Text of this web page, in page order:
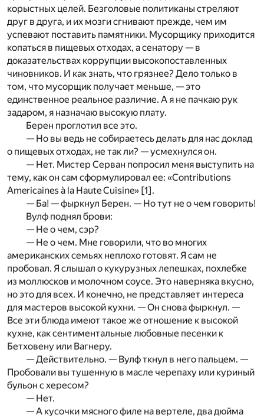
корыстных целей. Безголовые политиканы стреляют
друг в друга, и их мозги сгнивают прежде, чем им
успевают поставить памятники. Мусорщику приходится
копаться в пищевых отходах, а сенатору — в
доказательствах коррупции высокопоставленных
чиновников. И как знать, что грязнее? Дело только в
том, что мусорщик получает меньше, — это
единственное реальное различие. А я не пачкаю рук
задаром, я назначаю высокую плату.
Берен проглотил все это.
— Но вы ведь не собираетесь делать для нас доклад
о пищевых отходах, не так ли? — усмехнулся он.
— Нет. Мистер Серван попросил меня выступить на
тему, как он сам сформулировал ее: «Contributions
Americaines à la Haute Cuisine» [1].
— Ба! — фыркнул Берен. — Но тут не о чем говорить!
Вулф поднял брови:
— Не о чем, сэр?
— Не о чем. Мне говорили, что во многих
американских семьях неплохо готовят. Я сам не
пробовал. Я слышал о кукурузных лепешках, похлебке
из моллюсков и молочном соусе. Это наверняка вкусно,
но это для всех. И конечно, не представляет интереса
для мастеров высокой кухни. — Он снова фыркнул. —
Все эти блюда имеют такое же отношение к высокой
кухне, как сентиментальные любовные песенки к
Бетховену или Вагнеру.
— Действительно. — Вулф ткнул в него пальцем. —
Пробовали вы тушенную в масле черепаху или куриный
бульон c хересом?
— Нет.
— А кусочки мясного филе на вертеле, два дюйма